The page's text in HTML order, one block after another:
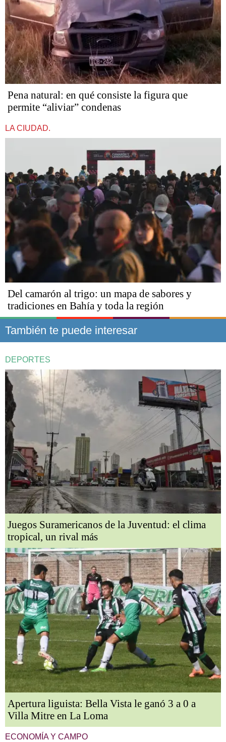
Pena natural: en qué consiste la figura que
permite “aliviar” condenas
LA CIUDAD.
Del camarón al trigo: un mapa de sabores y
tradiciones en Bahía y toda la región
También te puede interesar
DEPORTES
Juegos Suramericanos de la Juventud: el clima
tropical, un rival más
Apertura liguista: Bella Vista le ganó 3 a 0 a
Villa Mitre en La Loma
ECONOMÍA Y CAMPO